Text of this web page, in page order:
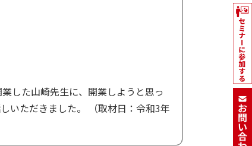
した山崎先生に、開業しようと思っ
いただきました。 （取材日：令和3年